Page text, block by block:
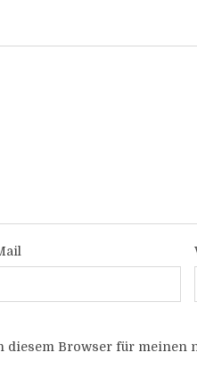
diesem Browser für meinen